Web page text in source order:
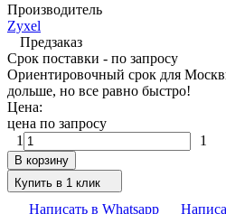
Производитель
Zyxel
Предзаказ
Срок поставки - по запросу
Ориентировочный срок для
дольше, но все равно быстро!
Цена:
цена по запросу
1
1
В корзину
Купить в 1 клик
Написать в Whatsapp